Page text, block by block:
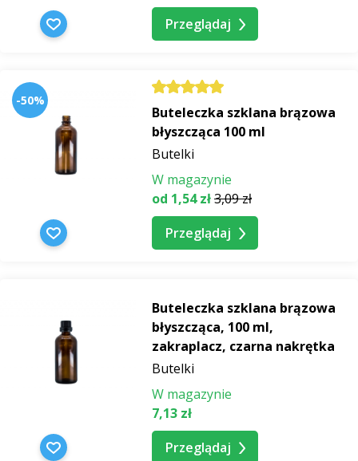
Przeglądaj
-50%
Buteleczka szklana brązowa
błyszcząca 100 ml
Butelki
W magazynie
od 1,54 zł3,09 zł
Przeglądaj
Buteleczka szklana brązowa
błyszcząca, 100 ml,
zakraplacz, czarna nakrętka
Butelki
W magazynie
7,13 zł
Przeglądaj